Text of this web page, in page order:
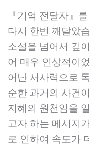
『기억 전달자』
다시 한번 깨달았
소설을 넘어서 깊
어 매우 인상적이
어난 서사력으로
순한 과거의 사건
지혜의 원천임을
고자 하는 메시지
로 인하여 속도가